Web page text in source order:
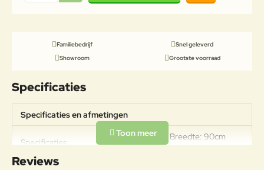
Familiebedrijf
Snel geleverd
Showroom
Grootste voorraad
Specificaties
Specificaties en afmetingen
Specificaties
Hoogte: 76cm Breedte: 90cm
Reviews